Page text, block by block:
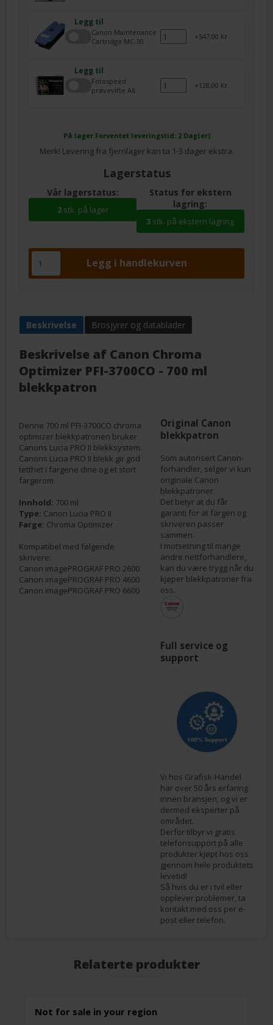
Legg til
Canon Maintenance
Cartridge MC-30
547,00 Kr.
Legg til
Fotospeed
prøvevifte A6
128,00 Kr.
På lager Forventet leveringstid: 2 Dag(er)
Merk! Levering fra fjernlager kan ta 1-3 dager ekstra.
Lagerstatus
Vår lagerstatus:
2stk. på lager
Status for ekstern
lagring:
3 stk. på ekstern lagring
Beskrivelse Brosjyrer og datablader
Beskrivelse af Canon Chroma
Optimizer PFI-3700CO - 700 ml
blekkpatron
Denne 700 ml PFI-3700CO chroma
optimizer blekkpatronen bruker
Canons Lucia PRO II blekksystem.
Canons Lucia PRO II blekk gir god
tetthet i fargene dine og et stort
fargerom.
Innhold: 700 ml
Type: Canon Lucia PRO II
Farge: Chroma Optimizer
Kompatibel med følgende
skrivere:
Canon imagePROGRAF PRO 2600
Canon imagePROGRAF PRO 4600
Canon imagePROGRAF PRO 6600
Original Canon
blekkpatron
Som autorisert Canon-
forhandler, selger vi kun
originale Canon
blekkpatroner.
Det betyr at du får
garanti for at fargen og
skriveren passer
sammen.
I motsetning til mange
andre nettforhandlere,
kan du være trygg når du
kjøper blekkpatroner fra
oss.
Full service og
support
Vi hos Grafisk-Handel
har over 50 års erfaring
innen bransjen, og vi er
dermed eksperter på
området.
Derfor tilbyr vi gratis
telefonsupport på alle
produkter kjøpt hos oss
gjennom hele produktets
levetid!
Så hvis du er i tvil eller
opplever problemer, ta
kontakt med oss per e-
post eller telefon.
Relaterte produkter
Not for sale in your region